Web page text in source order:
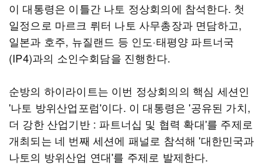
이 대통령은 이틀간 나토 정상회의에 참석한다. 첫
일정으로 마르크 뤼터 나토 사무총장과 면담하고,
일본과 호주, 뉴질랜드 등 인도·태평양 파트너국
(IP4)과의 소인수회담을 진행한다.
순방의 하이라이트는 이번 정상회의의 핵심 세션인
'나토 방위산업포럼'이다. 이 대통령은 '공유된 가치,
더 강한 산업기반 : 파트너십 및 협력 확대'를 주제로
개최되는 네 번째 세션에 패널로 참석해 '대한민국과
나토의 방위산업 연대'를 주제로 발제한다.